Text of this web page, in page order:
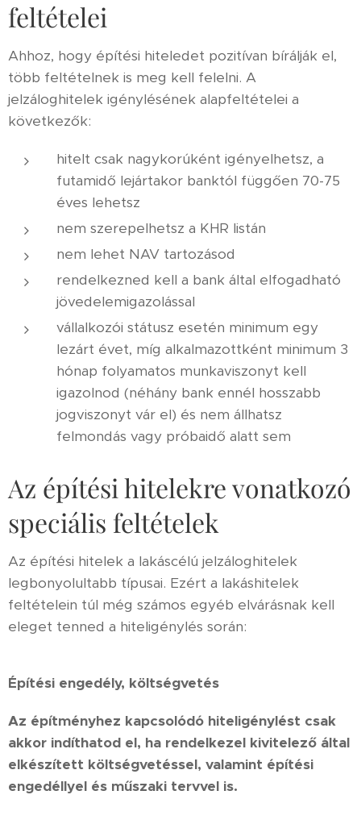
feltételei
Ahhoz, hogy építési hiteledet pozitívan bírálják el,
több feltételnek is meg kell felelni. A
jelzáloghitelek igénylésének alapfeltételei a
következők:
hitelt csak nagykorúként igényelhetsz, a
futamidő lejártakor banktól függően 70-75
éves lehetsz
nem szerepelhetsz a KHR listán
nem lehet NAV tartozásod
rendelkezned kell a bank által elfogadható
jövedelemigazolással
vállalkozói státusz esetén minimum egy
lezárt évet, míg alkalmazottként minimum 3
hónap folyamatos munkaviszonyt kell
igazolnod (néhány bank ennél hosszabb
jogviszonyt vár el) és nem állhatsz
felmondás vagy próbaidő alatt sem
Az építési hitelekre vonatkozó
speciális feltételek
Az építési hitelek a lakáscélú jelzáloghitelek
legbonyolultabb típusai. Ezért a lakáshitelek
feltételein túl még számos egyéb elvárásnak kell
eleget tenned a hiteligénylés során:
Építési engedély, költségvetés
Az építményhez kapcsolódó hiteligénylést csak
akkor indíthatod el, ha rendelkezel kivitelező által
elkészített költségvetéssel, valamint építési
engedéllyel és műszaki tervvel is.